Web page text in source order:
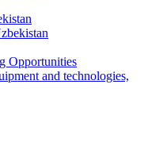
Opportunities
and technologies,